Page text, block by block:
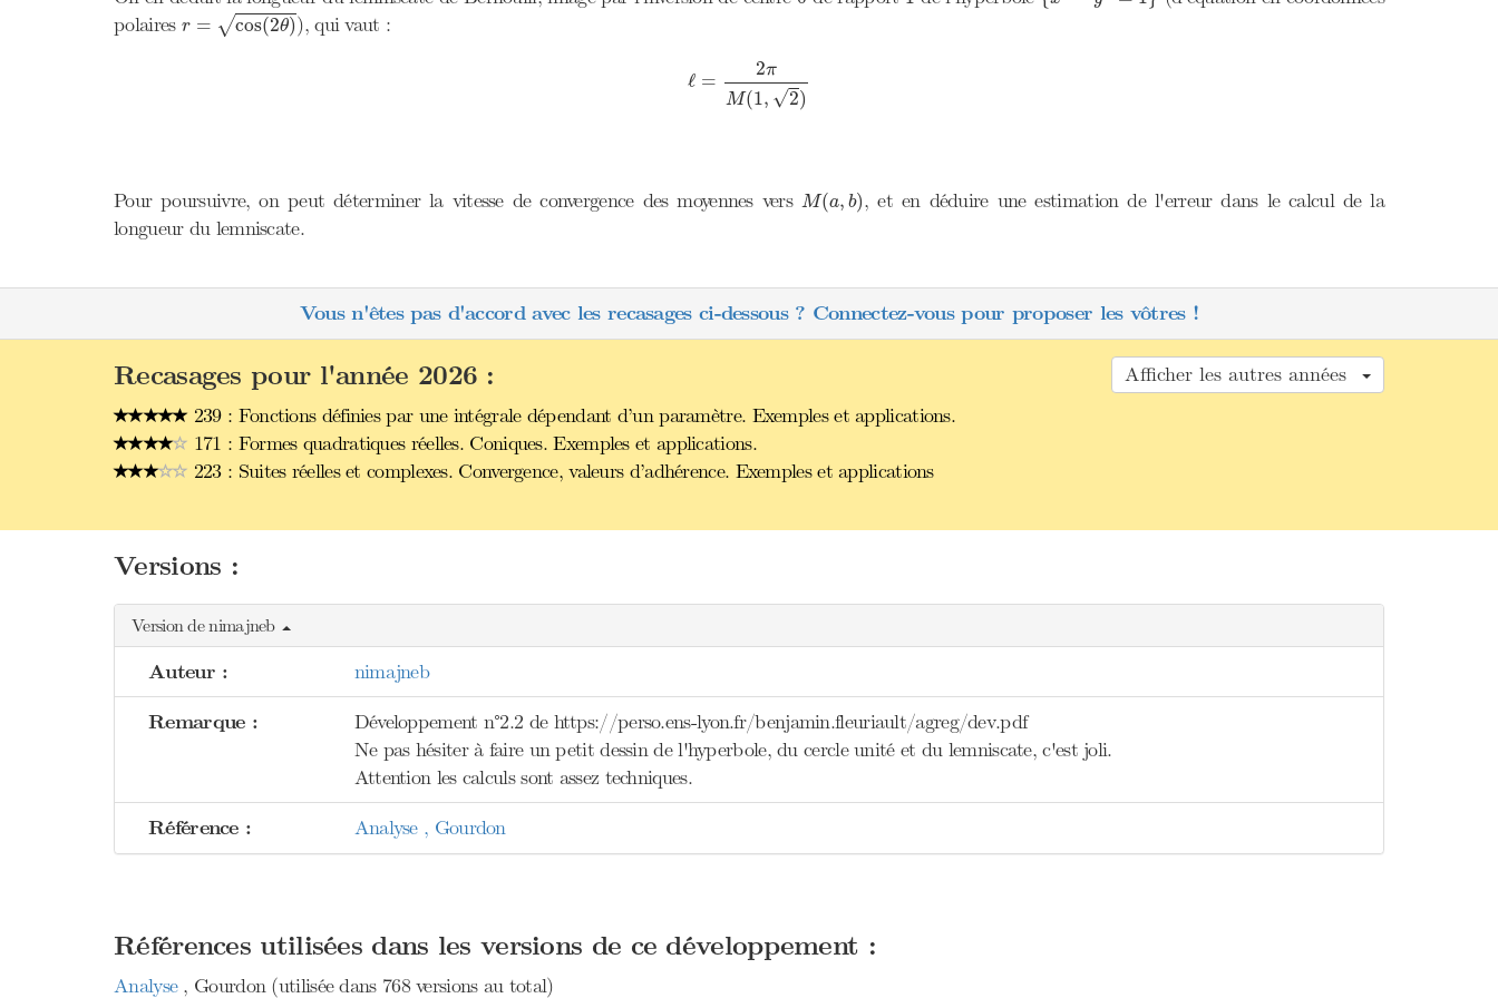
polaires r = √cos(2θ)
(2θ) ), qui vaut :
ℓ =
2π
M(1, √2)
M( 1
Pour poursuivre, on peut déterminer la vitesse de convergence des moyennes vers M(a, b)
M(a, b), et en déduire une estimation de l'erreur dans le calcul de la
longueur du lemniscate.
Vous n'êtes pas d'accord avec les recasages ci-dessous ? Connectez-vous pour proposer les vôtres !
Afficher les autres années
Recasages pour l'année 2026 :
239 : Fonctions définies par une intégrale dépendant d’un paramètre. Exemples et applications.
171 : Formes quadratiques réelles. Coniques. Exemples et applications.
223 : Suites réelles et complexes. Convergence, valeurs d’adhérence. Exemples et applications
Versions :
Version de nimajneb
Auteur : nimajneb
Remarque :
Développement n°2.2 de https://perso.ens-lyon.fr/benjamin.fleuriault/agreg/dev.pdf
Ne pas hésiter à faire un petit dessin de l'hyperbole, du cercle unité et du lemniscate, c'est joli.
Attention les calculs sont assez techniques.
Référence : Analyse , Gourdon
Références utilisées dans les versions de ce développement :
Analyse , Gourdon (utilisée dans 768 versions au total)